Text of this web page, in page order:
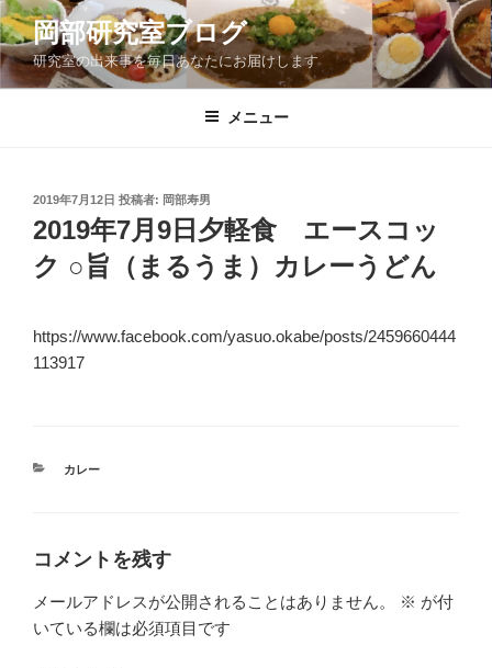
コ
ン
テ
ン
岡部研究室ブログ
研究室の出来事を毎日あなたにお届けします
メニュー
投
稿
日:
2019年7月12日 投稿者: 岡部寿男
2019年7月9日夕軽食 エースコッ
ク ○旨（まるうま）カレーうどん
https://www.facebook.com/yasuo.okabe/posts/2459660444
113917
カ
カレー
コメントを残す
メールアドレスが公開されることはありません。 ※ が付
いている欄は必須項目です